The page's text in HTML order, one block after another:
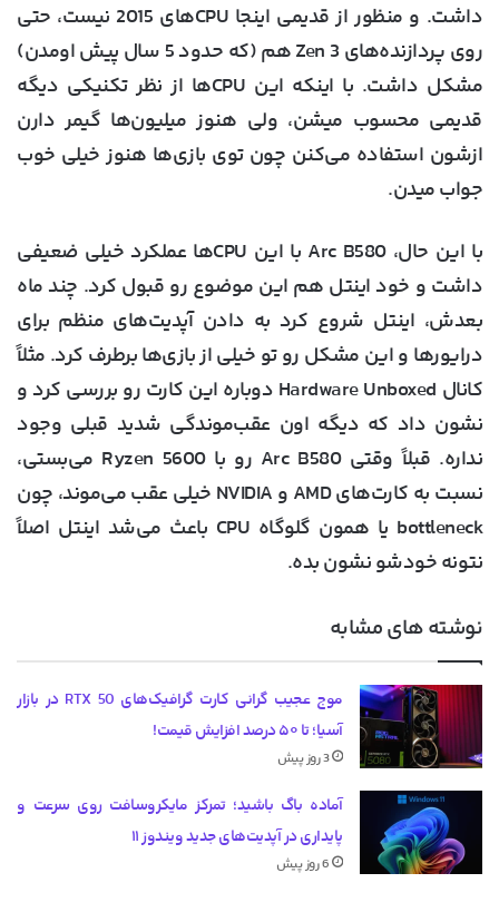
داشت. و منظور از قدیمی اینجا CPUهای 2015 نیست، حتی
روی پردازنده‌های Zen 3 هم (که حدود 5 سال پیش اومدن)
مشکل داشت. با اینکه این CPUها از نظر تکنیکی دیگه
قدیمی محسوب میشن، ولی هنوز میلیون‌ها گیمر دارن
ازشون استفاده می‌کنن چون توی بازی‌ها هنوز خیلی خوب
جواب میدن.
با این حال، Arc B580 با این CPUها عملکرد خیلی ضعیفی
داشت و خود اینتل هم این موضوع رو قبول کرد. چند ماه
بعدش، اینتل شروع کرد به دادن آپدیت‌های منظم برای
درایورها و این مشکل رو تو خیلی از بازی‌ها برطرف کرد. مثلاً
کانال Hardware Unboxed دوباره این کارت رو بررسی کرد و
نشون داد که دیگه اون عقب‌موندگی شدید قبلی وجود
نداره. قبلاً وقتی Arc B580 رو با Ryzen 5600 می‌بستی،
نسبت به کارت‌های AMD و NVIDIA خیلی عقب می‌موند، چون
bottleneck یا همون گلوگاه CPU باعث می‌شد اینتل اصلاً
نتونه خودشو نشون بده.
نوشته های مشابه
موج عجیب گرانی کارت گرافیک‌های RTX 50 در بازار
آسیا؛ تا ۵۰ درصد افزایش قیمت!
3 روز پیش
آماده باگ باشید؛ تمرکز مایکروسافت روی سرعت و
پایداری در آپدیت‌های جدید ویندوز ۱۱
6 روز پیش